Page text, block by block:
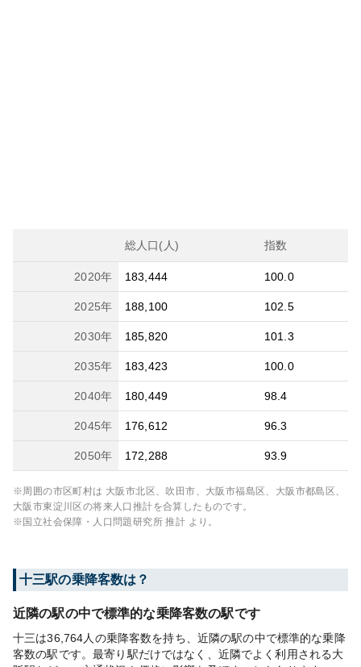
総人口(人) 指数
2020年 183,444 100.0
2025年 188,100 102.5
2030年 185,820 101.3
2035年 183,423 100.0
2040年 180,449 98.4
2045年 176,612 96.3
2050年 172,288 93.9
※周囲の市区町村は 大阪市北区、吹田市、大阪市福島区、大阪市都島区、
大阪市東淀川区の将来人口推計を合算したものです。
※国立社会保障・人口問題研究所 推計 より。
十三駅の乗降客数は？
近隣の駅の中で標準的な乗降客数の駅です
十三は36,764人の乗降客数を持ち、近隣の駅の中で標準的な乗降
客数の駅です。最寄り駅だけではなく、近隣でよく利用される大